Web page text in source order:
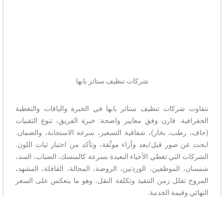
شركات تنظيف ستائر بابها
تتفاوت شركات تنظيف ستائر بابها في الخبرة والباقات والتغطية
الجغرافية. قارن وفق معايير واضحة: خبرة الفريق، تنوع التقنيات
(جاف، رطب، بخار)، شفافية التسعير، سرعة الاستجابة، والضمان.
ابحث عن صور قبل/بعد وآراء موثّقة، وتأكد من اختبار ثبات اللون.
الشركات التي تغطي الأحياء البعيدة بسرعة كالمنسك، الضباب، السد،
شمسان، الموظفين، الوردتين، الروضة، المحالة، القافلة، المشهد،
المروج تقلل زمن التنفيذ وتكلفة النقل، وهو ما ينعكس على السعر
النهائي وقيمة الخدمة.